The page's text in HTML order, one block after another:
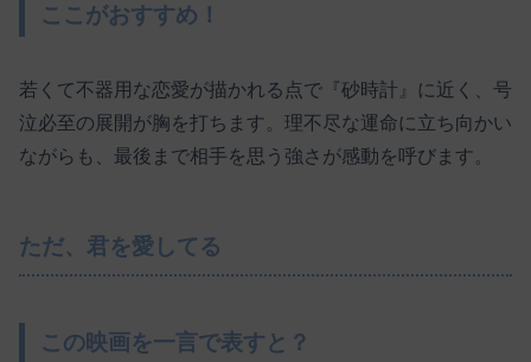
ここがおすすめ！
若くて不器用な恋愛が描かれる点で『砂時計』に近く、号
泣必至の展開が胸を打ちます。理不尽な運命に立ち向かい
ながらも、最後まで相手を思う強さが感動を呼びます。
ただ、君を愛してる
この映画を一言で表すと？